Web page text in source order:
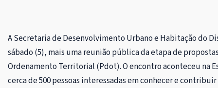
A Secretaria de Desenvolvimento Urbano e Habitação do
sábado (5), mais uma reunião pública da etapa de
Ordenamento Territorial (Pdot). O encontro aconteceu na
cerca de 500 pessoas interessadas em conhecer e